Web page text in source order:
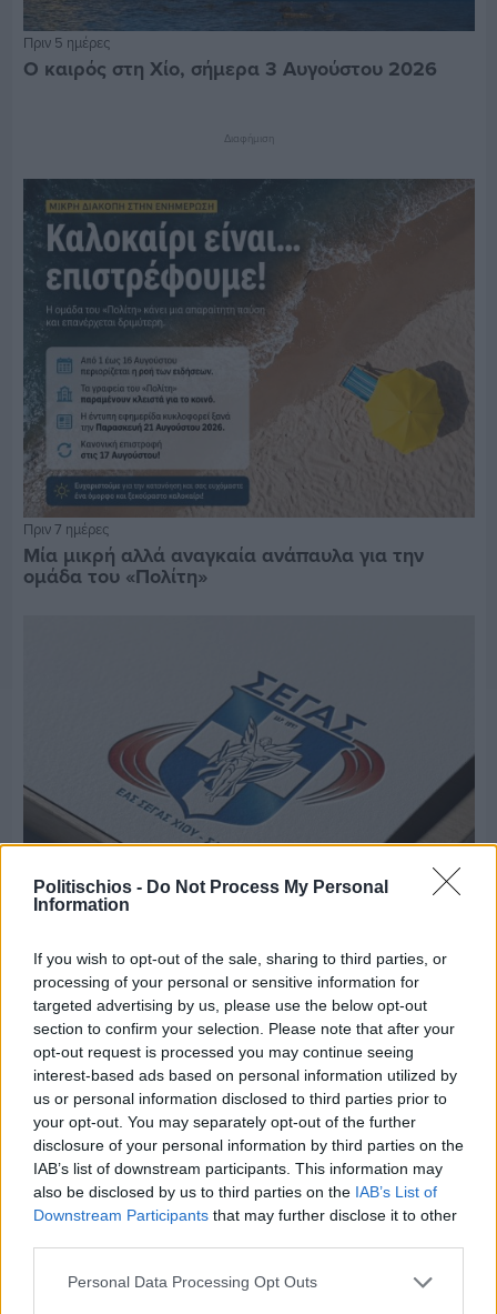
Politischios - Do Not Process My Personal
Information
If you wish to opt-out of the sale, sharing to third parties, or
processing of your personal or sensitive information for
targeted advertising by us, please use the below opt-out
section to confirm your selection. Please note that after your
opt-out request is processed you may continue seeing
interest-based ads based on personal information utilized by
us or personal information disclosed to third parties prior to
your opt-out. You may separately opt-out of the further
disclosure of your personal information by third parties on the
IAB’s list of downstream participants. This information may
also be disclosed by us to third parties on the IAB’s List of
Downstream Participants that may further disclose it to other
Personal Data Processing Opt Outs
Πριν 5 ημέρες
Ο καιρός στη Χίο, σήμερα 3 Αυγούστου 2026
Διαφήμιση
Πριν 7 ημέρες
Μία μικρή αλλά αναγκαία ανάπαυλα για την
ομάδα του «Πολίτη»
Πριν 7 ημέρες
Τρίτος στη σφαιροβολία στη διεθνή συνάντηση
Ελλάδας–Κύπρου Κ18 ο Δημήτρης Τέλλιος